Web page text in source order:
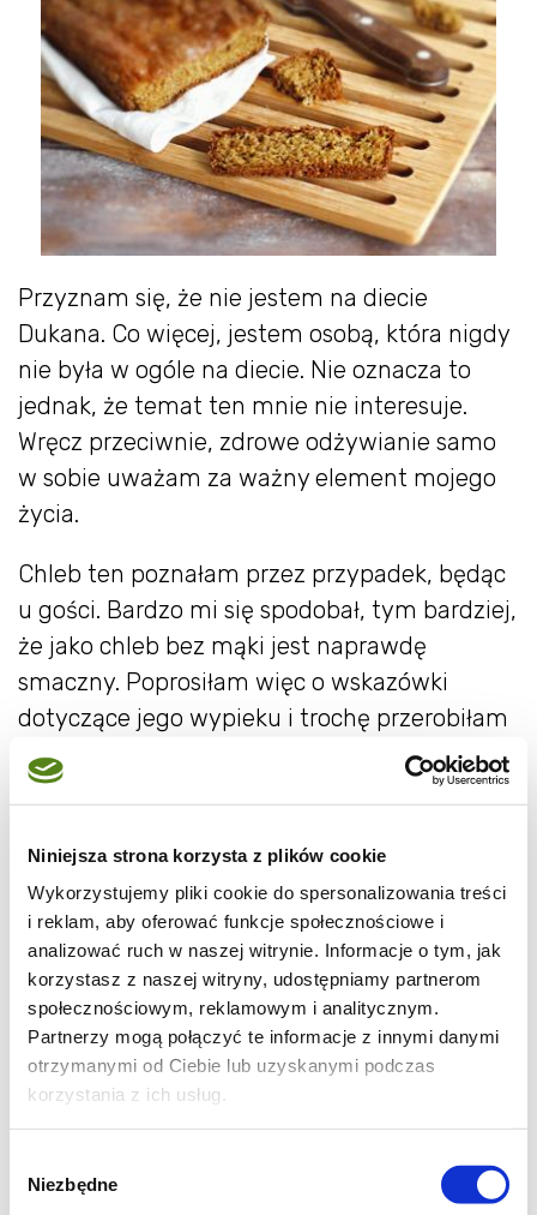
Niniejsza strona korzysta z plików cookie
Wykorzystujemy pliki cookie do spersonalizowania treści
i reklam, aby oferować funkcje społecznościowe i
analizować ruch w naszej witrynie. Informacje o tym, jak
korzystasz z naszej witryny, udostępniamy partnerom
społecznościowym, reklamowym i analitycznym.
Partnerzy mogą połączyć te informacje z innymi danymi
otrzymanymi od Ciebie lub uzyskanymi podczas
korzystania z ich usług.
zgody
Niezbędne
Przyznam się, że nie jestem na diecie
Dukana. Co więcej, jestem osobą, która nigdy
nie była w ogóle na diecie. Nie oznacza to
jednak, że temat ten mnie nie interesuje.
Wręcz przeciwnie, zdrowe odżywianie samo
w sobie uważam za ważny element mojego
życia.
Chleb ten poznałam przez przypadek, będąc
u gości. Bardzo mi się spodobał, tym bardziej,
że jako chleb bez mąki jest naprawdę
smaczny. Poprosiłam więc o wskazówki
dotyczące jego wypieku i trochę przerobiłam
po swojemu przepis. Dowiedziałam się, że
otrębowy chleb można spożywać już w
prosty w wykonaniu, potrzeba jedynie
godziny, aby był gotowy do jedzenia!
Mam nadzieję, że przepis przyda się i
spodoba osobom będącym na tej diecie, a
może także wpadnie w oko innym